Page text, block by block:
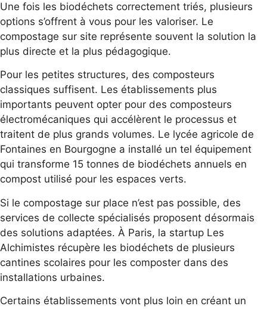
Une fois les biodéchets correctement triés, plusieurs
options s’offrent à vous pour les valoriser. Le
compostage sur site représente souvent la solution la
plus directe et la plus pédagogique.
Pour les petites structures, des composteurs
classiques suffisent. Les établissements plus
importants peuvent opter pour des composteurs
électromécaniques qui accélèrent le processus et
traitent de plus grands volumes. Le lycée agricole de
Fontaines en Bourgogne a installé un tel équipement
qui transforme 15 tonnes de biodéchets annuels en
compost utilisé pour les espaces verts.
Si le compostage sur place n’est pas possible, des
services de collecte spécialisés proposent désormais
des solutions adaptées. À Paris, la startup Les
Alchimistes récupère les biodéchets de plusieurs
cantines scolaires pour les composter dans des
installations urbaines.
Certains établissements vont plus loin en créant un